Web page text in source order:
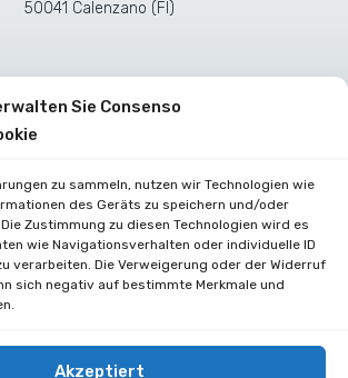
Sie Consenso
zu sammeln, nutzen wir Technologien wie
des Geräts zu speichern und/oder
Zustimmung zu diesen Technologien wird es
wie Navigationsverhalten oder individuelle ID
verarbeiten. Die Verweigerung oder der Widerruf
sich negativ auf bestimmte Merkmale und
Akzeptiert
50041 Calenzano (FI)
(UE)